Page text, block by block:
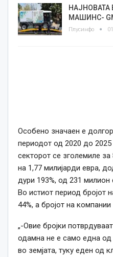
НАЈНОВАТА
МАШИНС-
Плусинфо
Особено значаен е
периодот од 2020 до
секторот се зголемиле
на 1,77 милијарди евра,
дури 193%, од 231 милион
Во истиот период бројот
44%, а бројот на компании
„-Овие бројки
одамна не е само една од
во земјата, туку еден од